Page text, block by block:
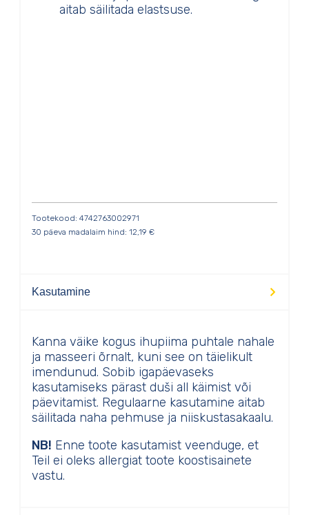
aitab säilitada elastsuse.
Tootekood: 4742763002971
30 päeva madalaim hind: 12,19 €
Kasutamine
Kanna väike kogus ihupiima puhtale nahale
ja masseeri õrnalt, kuni see on täielikult
imendunud. Sobib igapäevaseks
kasutamiseks pärast duši all käimist või
päevitamist. Regulaarne kasutamine aitab
säilitada naha pehmuse ja niiskustasakaalu.
NB! Enne toote kasutamist veenduge, et
Teil ei oleks allergiat toote koostisainete
vastu.